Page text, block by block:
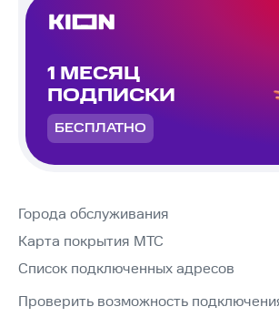
1 МЕСЯЦ
ПОДПИСКИ
БЕСПЛАТНО
Города обслуживания
Карта покрытия МТС
Список подключенных адресов
Проверить возможность